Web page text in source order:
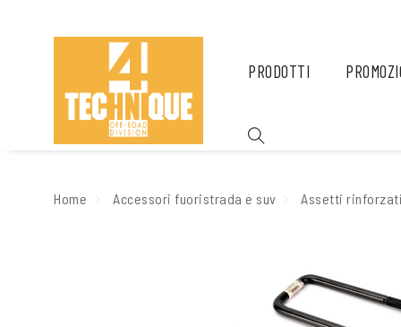
PRODOTTI
Home Accessori fuoristrada e suv Assetti